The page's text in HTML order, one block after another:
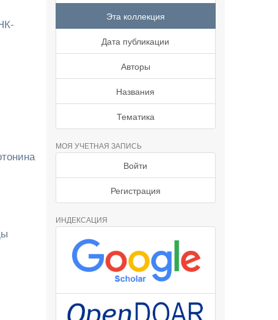
Эта коллекция
Дата публикации
Авторы
Названия
Тематика
МОЯ УЧЕТНАЯ ЗАПИСЬ
Войти
Регистрация
ИНДЕКСАЦИЯ